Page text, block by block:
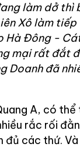
làm dở
Xô làm
Đông -
mại rất đắt
Doanh đã
A, có
rắc rối
các thứ.